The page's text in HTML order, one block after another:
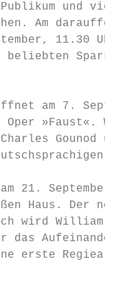
und viel
Am
11.30
beliebten
am 7.
Oper »Faust«.
Gounod und
21. September
Haus. Der neue
wird William
das
erste